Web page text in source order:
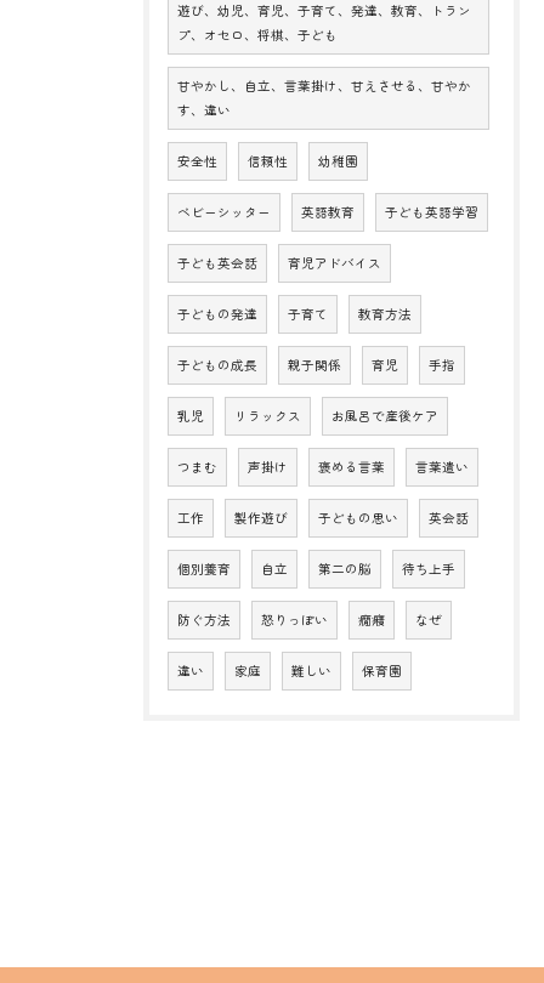
遊び、幼児、育児、子育て、発達、教育、トラン
プ、オセロ、将棋、子ども
甘やかし、自立、言葉掛け、甘えさせる、甘やか
す、違い
安全性 信頼性 幼稚園
ベビーシッター 英語教育 子ども英語学習
子ども英会話 育児アドバイス
子どもの発達 子育て 教育方法
子どもの成長 親子関係 育児 手指
乳児 リラックス お風呂で産後ケア
つまむ 声掛け 褒める言葉 言葉遣い
工作 製作遊び 子どもの思い 英会話
個別養育 自立 第二の脳 待ち上手
防ぐ方法 怒りっぽい 癇癪 なぜ
違い 家庭 難しい 保育園